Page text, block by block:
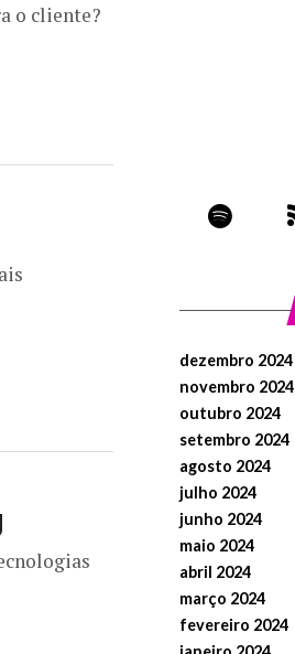
o cliente?
dezembro 2024
novembro 2024
outubro 2024
setembro 2024
agosto 2024
julho 2024
junho 2024
maio 2024
abril 2024
março 2024
fevereiro 2024